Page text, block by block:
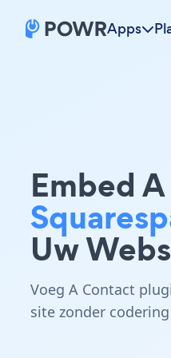
Apps
Embed
Uw
Voeg A Contact
site zonder